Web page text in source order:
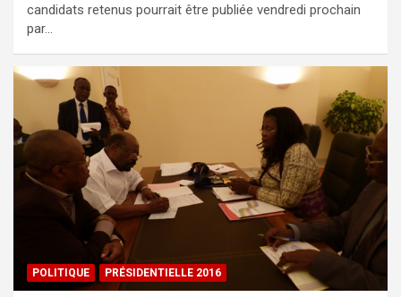
candidats retenus pourrait être publiée vendredi prochain
par…
POLITIQUE PRÉSIDENTIELLE 2016